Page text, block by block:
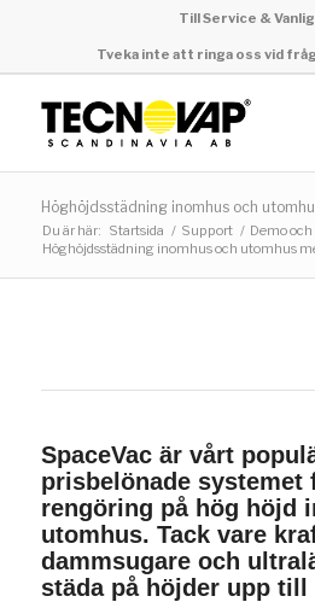
Till Service &
Tveka inte att ringa oss vid
Höghöjdsstädning inomhus och
Du är här: Startsida / Support / Demo
Höghöjdsstädning inomhus och utomhus
SpaceVac är vårt
prisbelönade systemet
rengöring på hög höjd
utomhus. Tack vare
dammsugare och
städa på höjder upp till